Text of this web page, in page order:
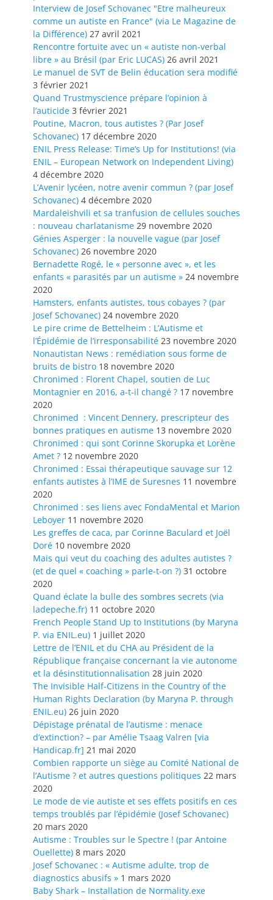
Interview de Josef Schovanec "Etre malheureux
comme un autiste en France" (via Le Magazine de
la Différence) 27 avril 2021
Rencontre fortuite avec un « autiste non-verbal
libre » au Brésil (par Eric LUCAS) 26 avril 2021
Le manuel de SVT de Belin éducation sera modifié
3 février 2021
Quand Trustmyscience prépare l’opinion à
l’auticide 3 février 2021
Poutine, Macron, tous autistes ? (Par Josef
Schovanec) 17 décembre 2020
ENIL Press Release: Time’s Up for Institutions! (via
ENIL – European Network on Independent Living)
4 décembre 2020
L’Avenir lycéen, notre avenir commun ? (par Josef
Schovanec) 4 décembre 2020
Mardaleishvili et sa tranfusion de cellules souches
: nouveau charlatanisme 29 novembre 2020
Génies Asperger : la nouvelle vague (par Josef
Schovanec) 26 novembre 2020
Bernadette Rogé, le « personne avec », et les
enfants « parasités par un autisme » 24 novembre
2020
Hamsters, enfants autistes, tous cobayes ? (par
Josef Schovanec) 24 novembre 2020
Le pire crime de Bettelheim : L’Autisme et
l’Épidémie de l’irresponsabilité 23 novembre 2020
Nonautistan News : remédiation sous forme de
bruits de bistro 18 novembre 2020
Chronimed : Florent Chapel, soutien de Luc
Montagnier en 2016, a-t-il changé ? 17 novembre
2020
Chronimed : Vincent Dennery, prescripteur des
bonnes pratiques en autisme 13 novembre 2020
Chronimed : qui sont Corinne Skorupka et Lorène
Amet ? 12 novembre 2020
Chronimed : Essai thérapeutique sauvage sur 12
enfants autistes à l’IME de Suresnes 11 novembre
2020
Chronimed : ses liens avec FondaMental et Marion
Leboyer 11 novembre 2020
Les greffes de caca, par Corinne Baculard et Joël
Doré 10 novembre 2020
Mais qui veut du coaching des adultes autistes ?
(et de quel « coaching » parle-t-on ?) 31 octobre
2020
Quand éclate la bulle des sombres secrets (via
ladepeche.fr) 11 octobre 2020
French People Stand Up to Institutions (by Maryna
P. via ENIL.eu) 1 juillet 2020
Lettre de l’ENIL et du CHA au Président de la
République française concernant la vie autonome
et la désinstitutionnalisation 28 juin 2020
The Invisible Half-Citizens in the Country of the
Human Rights Declaration (by Maryna P. through
ENIL.eu) 26 juin 2020
Dépistage prénatal de l’autisme : menace
d’extinction? – par Amélie Tsaag Valren [via
Handicap.fr] 21 mai 2020
Combien rapporte un siège au Comité National de
l’Autisme ? et autres questions politiques 22 mars
2020
Le mode de vie autiste et ses effets positifs en ces
temps troublés par l’épidémie (Josef Schovanec)
20 mars 2020
Autisme : Troubles sur le Spectre ! (par Antoine
Ouellette) 8 mars 2020
Josef Schovanec : « Autisme adulte, trop de
diagnostics abusifs » 1 mars 2020
Baby Shark – Installation de Normality.exe